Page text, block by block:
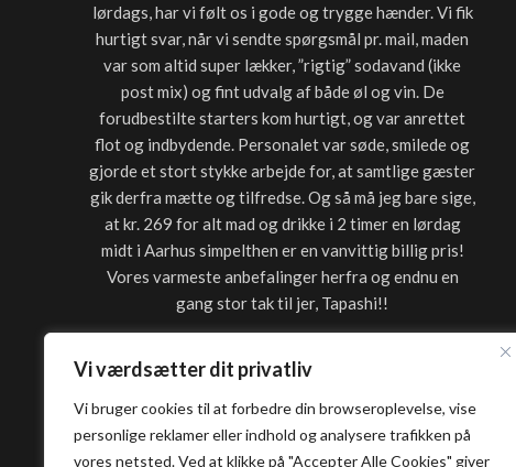
Vi værdsætter dit privatliv
Vi bruger cookies til at forbedre din browseroplevelse, vise
personlige reklamer eller indhold og analysere trafikken på
vores netsted. Ved at klikke på "Accepter Alle Cookies" giver
lørdags, har vi følt os i gode og trygge hænder. Vi fik
hurtigt svar, når vi sendte spørgsmål pr. mail, maden
var som altid super lækker, ”rigtig” sodavand (ikke
post mix) og fint udvalg af både øl og vin. De
forudbestilte starters kom hurtigt, og var anrettet
flot og indbydende. Personalet var søde, smilede og
gjorde et stort stykke arbejde for, at samtlige gæster
gik derfra mætte og tilfredse. Og så må jeg bare sige,
at kr. 269 for alt mad og drikke i 2 timer en lørdag
midt i Aarhus simpelthen er en vanvittig billig pris!
Vores varmeste anbefalinger herfra og endnu en
gang stor tak til jer, Tapashi!!